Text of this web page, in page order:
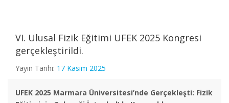
İçerik
VI. Ulusal Fizik Eğitimi UFEK 2025 Kongresi
gerçekleştirildi.
Yayın Tarihi: 17 Kasım 2025
UFEK 2025 Marmara Üniversitesi’nde Gerçekleşti: Fizik